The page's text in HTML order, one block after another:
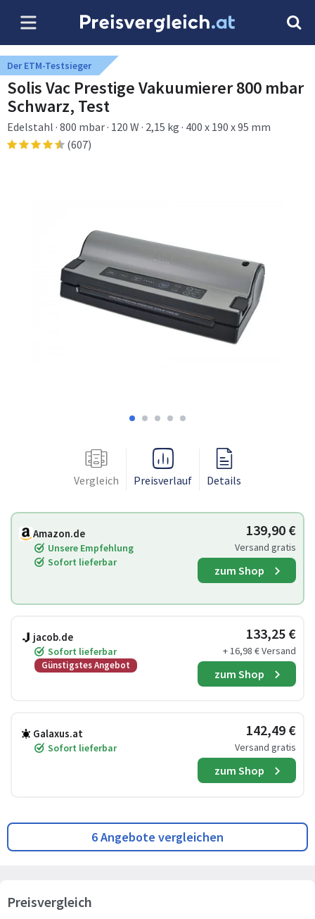
Der ETM-Testsieger
Solis Vac Prestige Vakuumierer 800 mbar
Schwarz, Test
Edelstahl · 800 mbar · 120 W · 2,15 kg · 400 x 190 x 95 mm
(607)
Vergleich Preisverlauf Details
Amazon.de
Unsere Empfehlung
Sofort lieferbar
139,90 €
Versand gratis
zum Shop
jacob.de
Sofort lieferbar
Günstigstes Angebot
133,25 €
+ 16,98 € Versand
zum Shop
Galaxus.at
Sofort lieferbar
142,49 €
Versand gratis
zum Shop
6 Angebote vergleichen
Preisvergleich